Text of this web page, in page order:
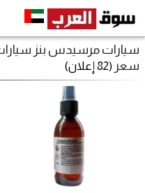
سيارات مرسيدس بنز
سعر (82 إعلان)